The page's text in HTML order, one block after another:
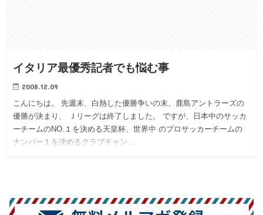
イタリア最優秀記者でも悩む事
2008.12.09
こんにちは。 先週末、白熱した優勝争いの末、鹿島アントラーズの
優勝が決まり、 Ｊリーグは終了しました。 ですが、日本中のサッカ
ーチームのNO.１を決める天皇杯、世界中 のプロサッカーチームの
ナンバー１を決めるクラブチャン…